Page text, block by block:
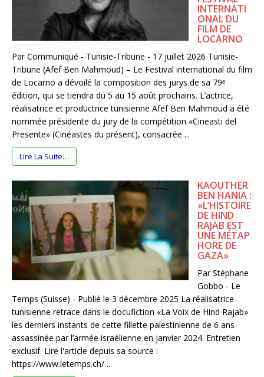
INTERNATI
ONAL DU
FILM DE
LOCARNO
Par Communiqué - Tunisie-Tribune - 17 juillet 2026 Tunisie-
Tribune (Afef Ben Mahmoud) – Le Festival international du film
de Locarno a dévoilé la composition des jurys de sa 79ᵉ
édition, qui se tiendra du 5 au 15 août prochains. L’actrice,
réalisatrice et productrice tunisienne Afef Ben Mahmoud a été
nommée présidente du jury de la compétition «Cineasti del
Presente» (Cinéastes du présent), consacrée ...
Lire La Suite…
KAOUTHER
BEN HANIA :
«L’HISTOIRE
DE HIND
RAJAB EST
UNE MÉTAP
HORE DE
GAZA»
Par Stéphane
Gobbo - Le
Temps (Suisse) - Publié le 3 décembre 2025 La réalisatrice
tunisienne retrace dans le docufiction «La Voix de Hind Rajab»
les derniers instants de cette fillette palestinienne de 6 ans
assassinée par l’armée israélienne en janvier 2024. Entretien
exclusif. Lire l'article depuis sa source :
https://www.letemps.ch/ ...